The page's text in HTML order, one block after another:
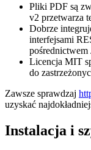
Pliki PDF są
v2 przetwarza
Dobrze
interfejsami
pośrednictwem
Licencja MIT
do
Zawsze sprawdzaj
uzyskać
Instalacja i